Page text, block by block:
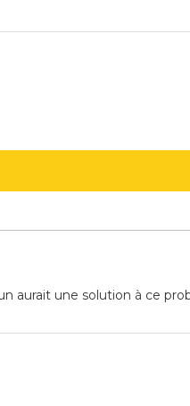
aurait une solution à ce